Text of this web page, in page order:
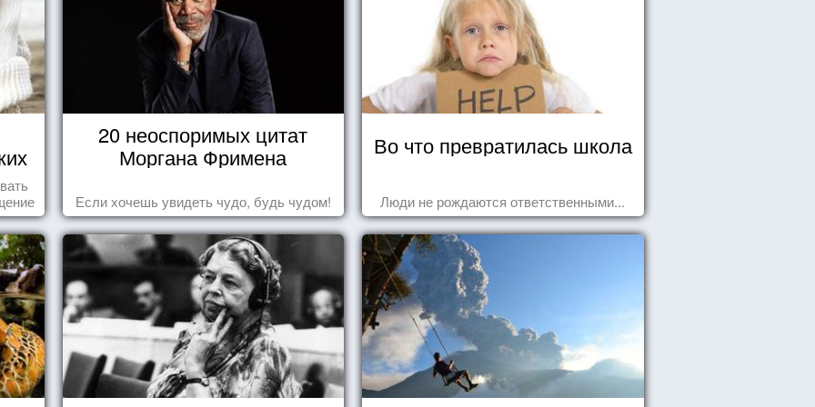
20 неоспоримых цитат
Моргана Фримена
Если хочешь увидеть чудо, будь чудом!
Во что превратилась школа
Люди не рождаются ответственными...